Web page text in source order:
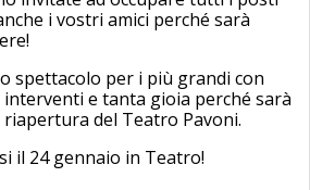
i vostri amici perché sarà
spettacolo per i più grandi con
e tanta gioia perché sarà
del Teatro Pavoni.
il 24 gennaio in Teatro!